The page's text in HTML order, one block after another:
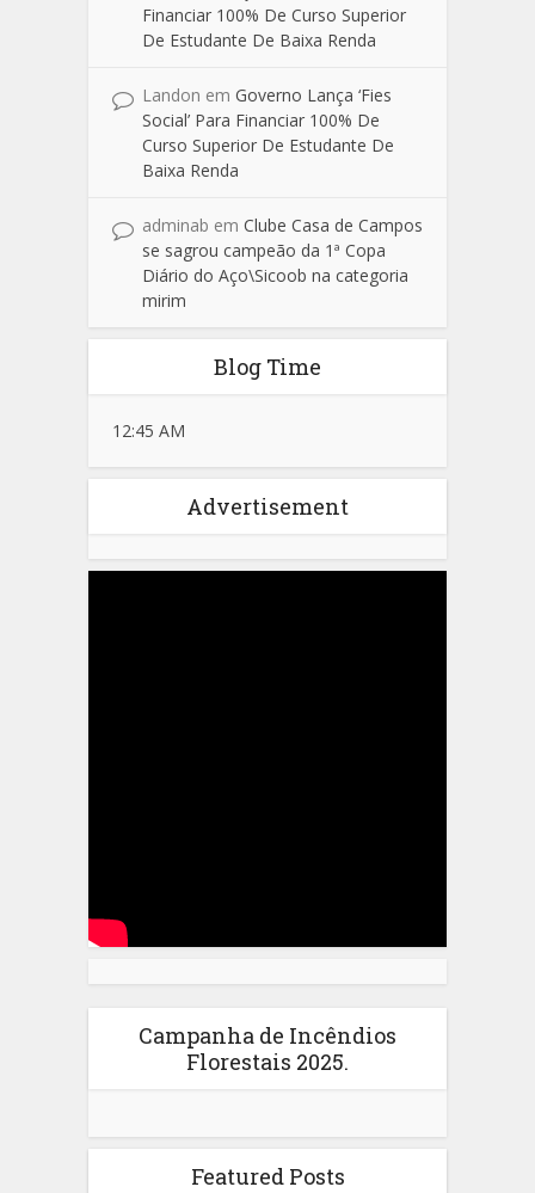
Financiar 100% De Curso Superior
De Estudante De Baixa Renda
Landon em Governo Lança ‘Fies
Social’ Para Financiar 100% De
Curso Superior De Estudante De
Baixa Renda
adminab em Clube Casa de Campos
se sagrou campeão da 1ª Copa
Diário do Aço\Sicoob na categoria
mirim
Blog Time
12:45 AM
Advertisement
Campanha de Incêndios
Florestais 2025.
Featured Posts